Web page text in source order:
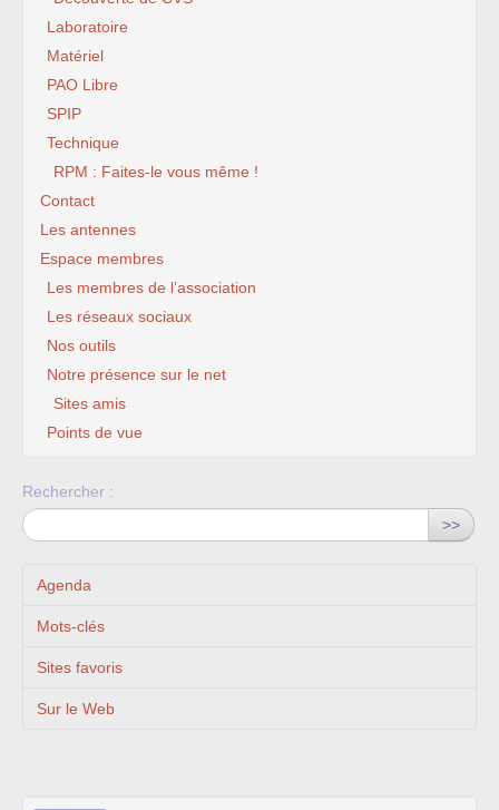
Laboratoire
Matériel
PAO Libre
SPIP
Technique
RPM : Faites-le vous même !
Contact
Les antennes
Espace membres
Les membres de l’association
Les réseaux sociaux
Nos outils
Notre présence sur le net
Sites amis
Points de vue
Rechercher :
>>
Agenda
Mots-clés
Sites favoris
Sur le Web